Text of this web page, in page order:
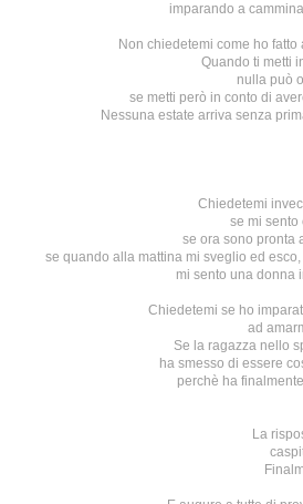
imparando a
Non chiedetemi come ho
Quando ti metti
nulla può
se metti però in conto di
Nessuna estate arriva senza
Chiedetemi
se mi sento
se ora sono pronta
se quando alla mattina mi sveglio ed
mi sento una donna
Chiedetemi se ho
ad
Se la ragazza nello
ha smesso di essere
perchè ha
La